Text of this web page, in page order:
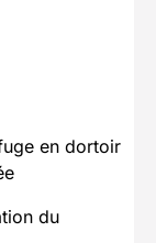
en dortoir
du